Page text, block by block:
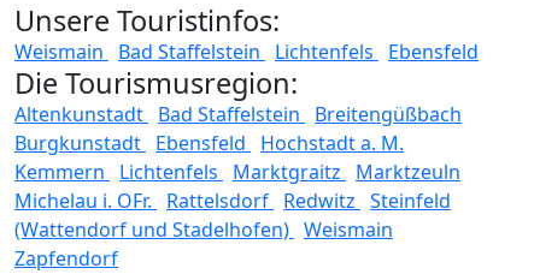
Unsere Touristinfos:
Weismain Bad Staffelstein Lichtenfels Ebensfeld
Die Tourismusregion:
Altenkunstadt Bad Staffelstein
Breitengüßbach
Burgkunstadt Ebensfeld
Hochstadt a. M.
Kemmern
Lichtenfels Marktgraitz
Marktzeuln
Michelau i. OFr.
Rattelsdorf Redwitz Steinfeld
(Wattendorf und Stadelhofen) Weismain
Zapfendorf